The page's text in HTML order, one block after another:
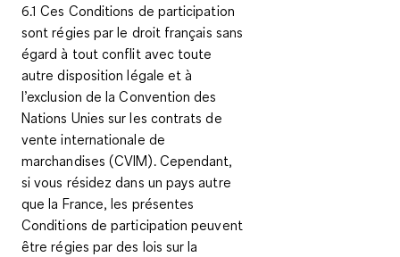
6.1 Ces Conditions de participation
sont régies par le droit français sans
égard à tout conflit avec toute
autre disposition légale et à
l’exclusion de la Convention des
Nations Unies sur les contrats de
vente internationale de
marchandises (CVIM). Cependant,
si vous résidez dans un pays autre
que la France, les présentes
Conditions de participation peuvent
être régies par des lois sur la